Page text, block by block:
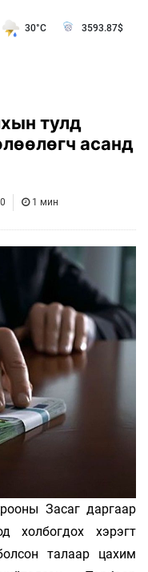
30°C 3593.87$
тулд
асанд
1 мин
Засаг дар­гаар
холбог­дох хэрэгт
талаар цахим